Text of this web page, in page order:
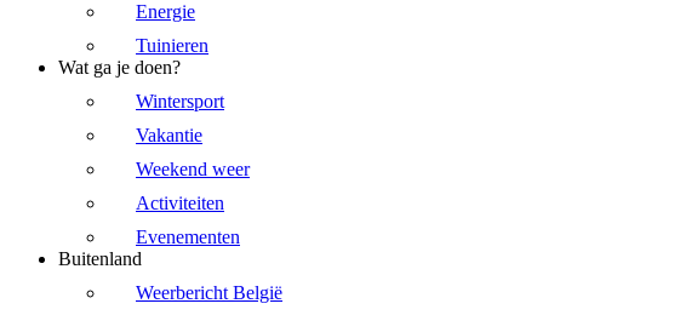
Energie
Tuinieren
Wat ga je doen?
Wintersport
Vakantie
Weekend weer
Activiteiten
Evenementen
Buitenland
Weerbericht België